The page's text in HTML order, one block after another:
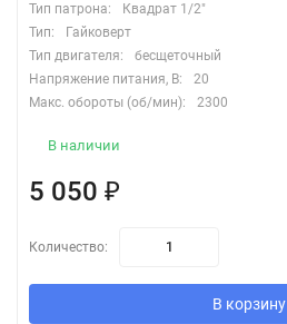
Тип патрона:
Квадрат 1/2"
Тип:
Гайковерт
Тип двигателя:
бесщеточный
Напряжение питания, В:
20
Макс. обороты (об/мин):
2300
В наличии
5 050 ₽
Количество:
В корзину